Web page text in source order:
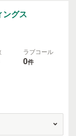
ングス
ラブコール
0件